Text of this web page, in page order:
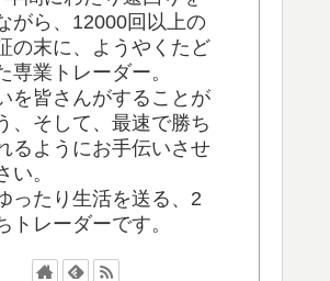
がら、12000回以上の
の末に、ようやくたど
専業トレーダー。
を皆さんがすることが
、そして、最速で勝ち
るようにお手伝いさせ
い。
ったり生活を送る、2
トレーダーです。